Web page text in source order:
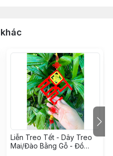
#TrangTríGiángSinh
#TranhDán
#SápNặn
#BusyBoard
#TranhCạoThanTre
#CờCaro #CờCáNgựa
Liễn Treo Tết - Dây Treo
Mai/Đào Bằng Gỗ - Đồ